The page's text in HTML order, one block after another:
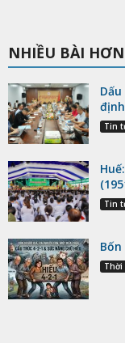
NHIỀU BÀI
Tin
Tin
Thời